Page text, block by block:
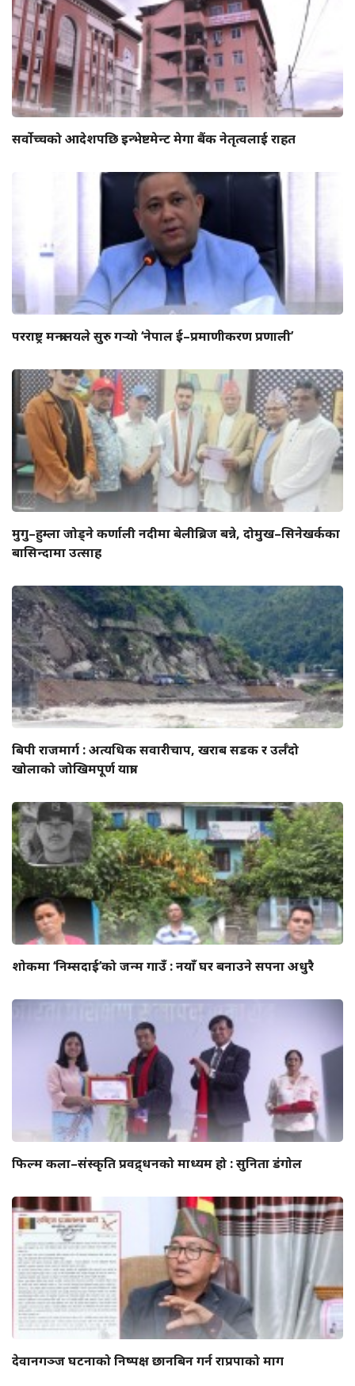
सर्वोच्चको आदेशपछि इन्भेष्टमेन्ट मेगा बैंक नेतृत्वलाई राहत
परराष्ट्र मन्त्रालयले सुरु गर्‍यो ‘नेपाल ई–प्रमाणीकरण प्रणाली’
मुगु–हुम्ला जोड्ने कर्णाली नदीमा बेलीब्रिज बन्ने, दोमुख–सिनेखर्कका
बासिन्दामा उत्साह
बिपी राजमार्ग : अत्यधिक सवारीचाप, खराब सडक र उर्लँदो
खोलाको जोखिमपूर्ण यात्रा
शोकमा ‘निम्सदाई’को जन्म गाउँ : नयाँ घर बनाउने सपना अधुरै
फिल्म कला–संस्कृति प्रवद्र्धनको माध्यम हो : सुनिता डंगोल
देवानगञ्ज घटनाको निष्पक्ष छानबिन गर्न राप्रपाको माग